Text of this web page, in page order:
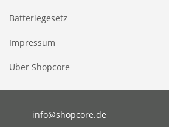
Batteriegesetz
Impressum
Über Shopcore
info@shopcore.de